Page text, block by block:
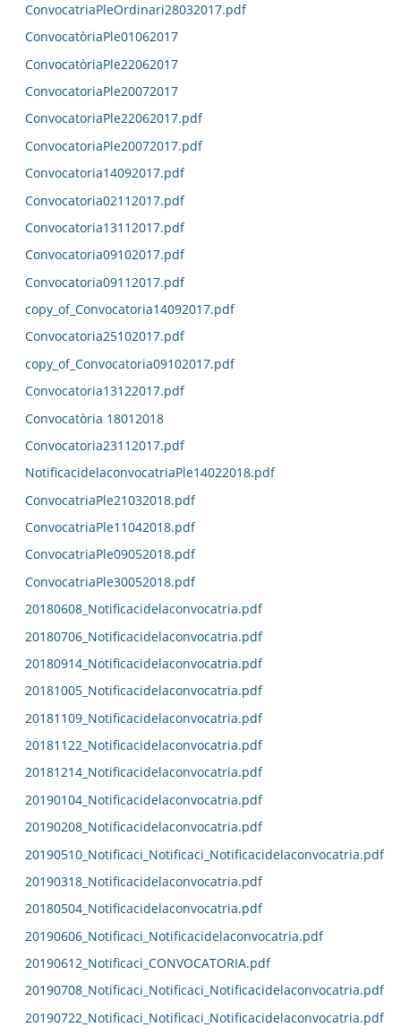
ConvocatriaPleOrdinari28032017.pdf
ConvocatòriaPle01062017
ConvocatòriaPle22062017
ConvocatoriaPle20072017
ConvocatoriaPle22062017.pdf
ConvocatoriaPle20072017.pdf
Convocatoria14092017.pdf
Convocatoria02112017.pdf
Convocatoria13112017.pdf
Convocatoria09102017.pdf
Convocatoria09112017.pdf
copy_of_Convocatoria14092017.pdf
Convocatoria25102017.pdf
copy_of_Convocatoria09102017.pdf
Convocatoria13122017.pdf
Convocatòria 18012018
Convocatoria23112017.pdf
NotificacidelaconvocatriaPle14022018.pdf
ConvocatriaPle21032018.pdf
ConvocatriaPle11042018.pdf
ConvocatriaPle09052018.pdf
ConvocatriaPle30052018.pdf
20180608_Notificacidelaconvocatria.pdf
20180706_Notificacidelaconvocatria.pdf
20180914_Notificacidelaconvocatria.pdf
20181005_Notificacidelaconvocatria.pdf
20181109_Notificacidelaconvocatria.pdf
20181122_Notificacidelaconvocatria.pdf
20181214_Notificacidelaconvocatria.pdf
20190104_Notificacidelaconvocatria.pdf
20190208_Notificacidelaconvocatria.pdf
20190510_Notificaci_Notificaci_Notificacidelaconvocatria.pdf
20190318_Notificacidelaconvocatria.pdf
20180504_Notificacidelaconvocatria.pdf
20190606_Notificaci_Notificacidelaconvocatria.pdf
20190612_Notificaci_CONVOCATORIA.pdf
20190708_Notificaci_Notificaci_Notificacidelaconvocatria.pdf
20190722_Notificaci_Notificaci_Notificacidelaconvocatria.pdf